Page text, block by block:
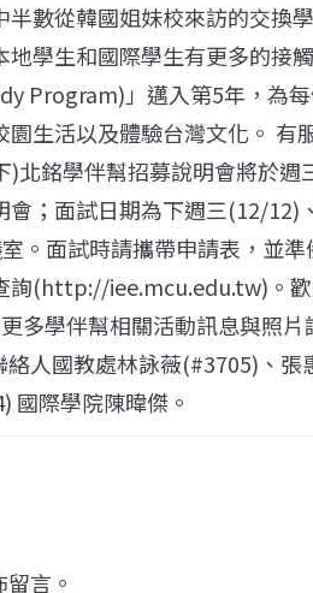
數從韓國姐妹校來訪的交換
學生和國際學生有更多的接
Program)」邁入第5年，為
生活以及體驗台灣文化。 有
北銘學伴幫招募說明會將於
會；面試日期為下週三(12/12)
。面試時請攜帶申請表，並
詢(http://iee.mcu.edu.tw)。
多學伴幫相關活動訊息與照
人國教處林詠薇(#3705)、張
國際學院陳暐傑。
言。